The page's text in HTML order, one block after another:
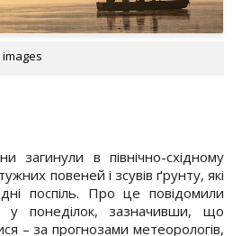
в північно-східному
повеней і зсувів ґрунту, які
поспіль. Про це повідомили
понеділок, зазначивши, що
– за прогнозами метеорологів,